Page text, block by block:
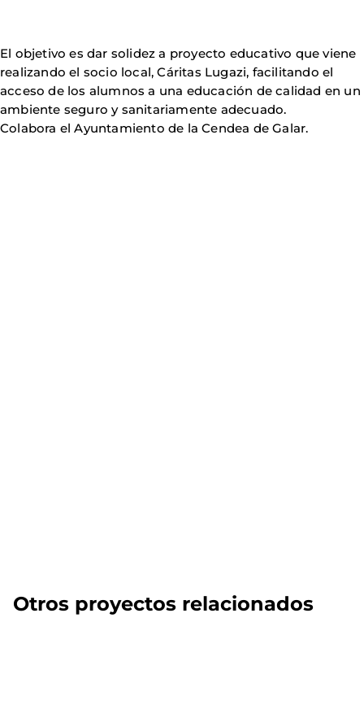
El objetivo es dar solidez a proyecto educativo que viene
realizando el socio local, Cáritas Lugazi, facilitando el
acceso de los alumnos a una educación de calidad en un
ambiente seguro y sanitariamente adecuado.
Colabora el Ayuntamiento de la Cendea de Galar.
Otros proyectos relacionados